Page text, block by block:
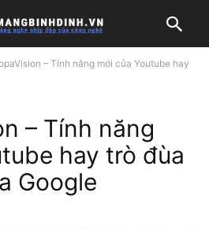
– Tính năng mới của Youtube hay
– Tính năng
hay trò đùa
Google